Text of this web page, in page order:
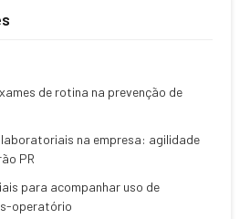
de rotina na prevenção de
na empresa: agilidade
PR
para acompanhar uso de
operatório